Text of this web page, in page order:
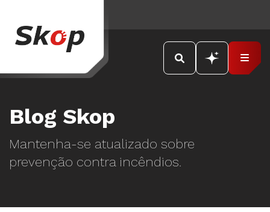
Blog Skop
Mantenha-se atualizado sobre
prevenção contra incêndios.